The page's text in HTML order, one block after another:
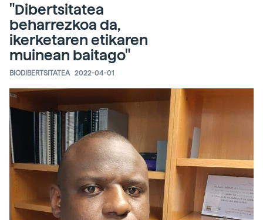
"Dibertsitatea
beharrezkoa da,
ikerketaren etikaren
muinean baitago"
BIODIBERTSITATEA 2022-04-01